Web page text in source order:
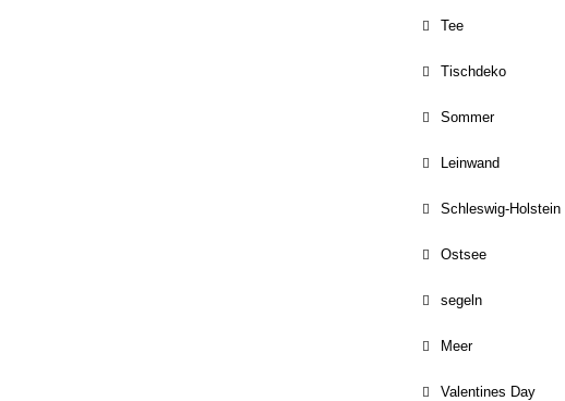
Tee
Tischdeko
Sommer
Leinwand
Schleswig-Holstein
Ostsee
segeln
Meer
Valentines Day